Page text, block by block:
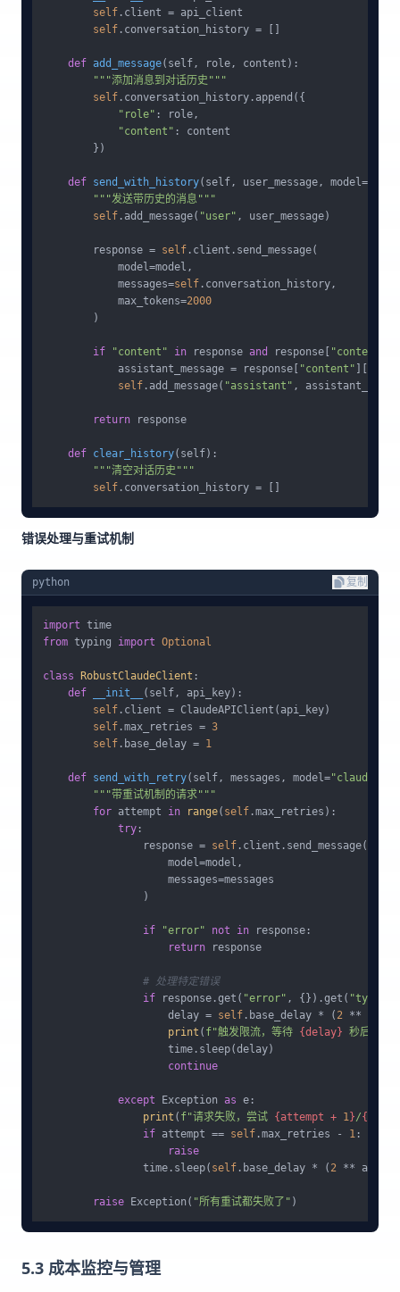
self .client = api_client
self .conversation_history = []
def add_message( self, role, content ):
"""添加消息到对话历史"""
self .conversation_history.append({
"role" : role,
"content" : content
        })
def send_with_history( self, user_message, model=
"""发送带历史的消息"""
self .add_message( "user" , user_message)
        response =
self .client.send_message(
            model=model,
            messages=
self .conversation_history,
            max_tokens=
2000
        )
if "content" in response and response[ "content"
            assistant_message = response[
"content" ][
self .add_message( "assistant" ,
return response
def clear_history( self):
"""清空对话历史"""
self
错误处理与重试机制
python 复制
import
from typing import Optional
class RobustClaudeClient :
def
__init__ ( self, api_key):
self .client = ClaudeAPIClient(api_key)
self .max_retries = 3
self .base_delay = 1
def send_with_retry( self, messages, model="claude-3-
"""带重试机制的请求"""
for attempt in range( self .max_retries):
try :
                response =
self .client.send_message(
                    model=model,
                    messages=messages
                )
if "error" not in response:
return response
# 处理特定错误
if response.get( "error" , {}).get( "type"
                    delay =
self .base_delay * ( 2 **
print ( f"触发限流，等待 {delay} 秒后重
                    time.sleep(delay)
continue
except Exception as e:
print ( f"请求失败，尝试 {attempt + 1 }/
if attempt == self .max_retries - 1 :
raise
                time.sleep(
self .base_delay * ( 2 **
raise Exception( "所有重试都失败了"
5.3 成本监控与管理